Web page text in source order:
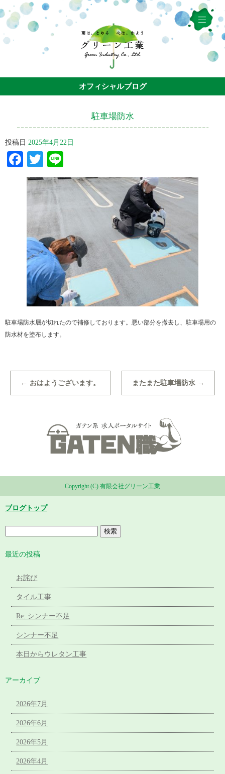
オフィシャルブログ
駐車場防水
投稿日 2025年4月22日
Facebook
Twitter
駐車場防水層が切れたので補修しております。悪い部分を撤去し、駐車場用の
防水材を塗布します。
← おはようございます。 またまた駐車場防水 →
Copyright (C) 有限会社グリーン工業
ブログトップ
最近の投稿
お詫び
タイル工事
Re: シンナー不足
シンナー不足
本日からウレタン工事
アーカイブ
2026年7月
2026年6月
2026年5月
2026年4月